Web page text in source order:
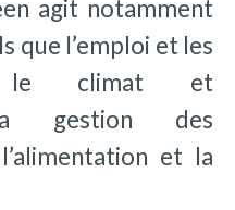
agit notamment
que l’emploi et les
le climat et
la gestion des
et la